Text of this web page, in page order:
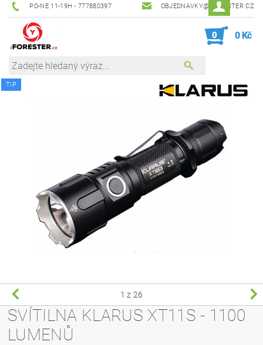
PO-NE 11-19H - 777880397 OBJEDNAVKY@IFORESTER.CZ
0 0 Kč
TIP
1 z 26
SVÍTILNA KLARUS XT11S - 1100
LUMENŮ